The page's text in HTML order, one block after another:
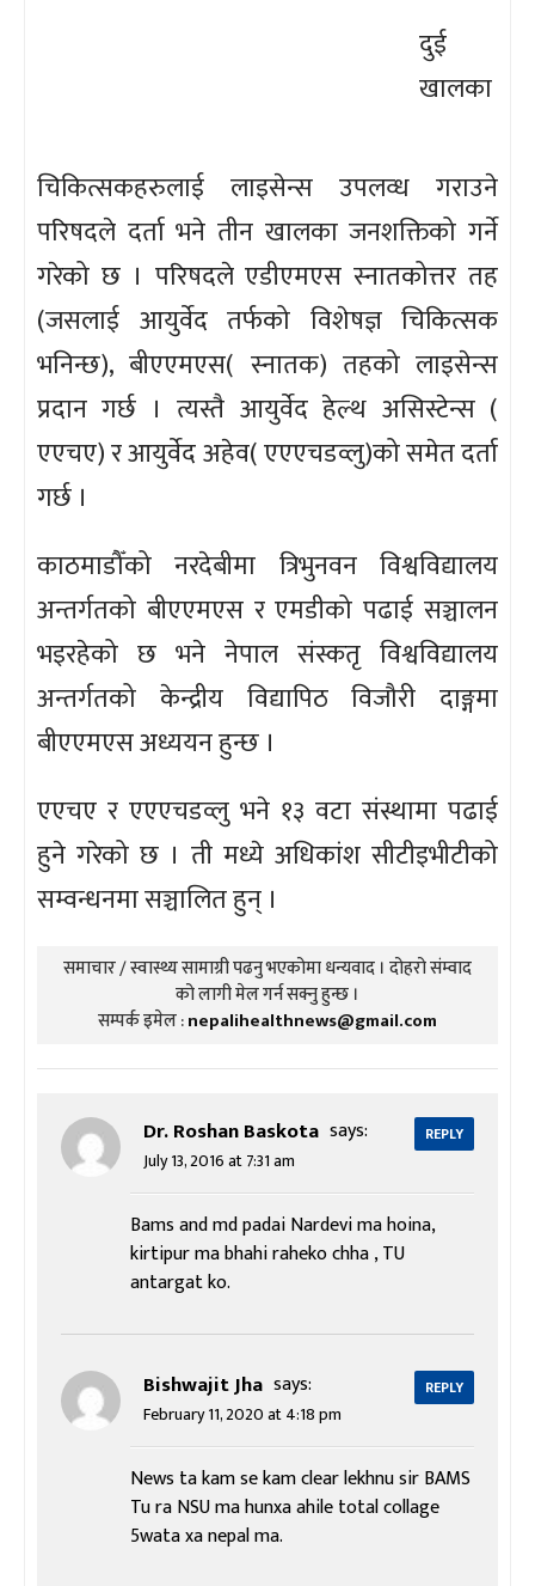
दुई
खालका
चिकित्सकहरुलाई लाइसेन्स उपलव्ध गराउने
परिषदले दर्ता भने तीन खालका जनशक्तिको गर्ने
गरेको छ । परिषदले एडीएमएस स्नातकोत्तर तह
(जसलाई आयुर्वेद तर्फको विशेषज्ञ चिकित्सक
भनिन्छ), बीएएमएस( स्नातक) तहको लाइसेन्स
प्रदान गर्छ । त्यस्तै आयुर्वेद हेल्थ असिस्टेन्स (
एएचए) र आयुर्वेद अहेव( एएएचडव्लु)को समेत दर्ता
गर्छ ।
काठमाडौँको नरदेबीमा त्रिभुनवन विश्वविद्यालय
अन्तर्गतको बीएएमएस र एमडीको पढाई सञ्चालन
भइरहेको छ भने नेपाल संस्कतृ विश्वविद्यालय
अन्तर्गतको केन्द्रीय विद्यापिठ विजौरी दाङ्गमा
बीएएमएस अध्ययन हुन्छ ।
एएचए र एएएचडव्लु भने १३ वटा संस्थामा पढाई
हुने गरेको छ । ती मध्ये अधिकांश सीटीइभीटीको
सम्वन्धनमा सञ्चालित हुन् ।
समाचार / स्वास्थ्य सामाग्री पढनु भएकोमा धन्यवाद । दोहरो संम्वाद
को लागी मेल गर्न सक्नु हुन्छ ।
सम्पर्क इमेल :nepalihealthnews@gmail.com
Dr. Roshan Baskota says:
July 13, 2016 at 7:31 am
Bams and md padai Nardevi ma hoina,
kirtipur ma bhahi raheko chha , TU
antargat ko.
REPLY
Bishwajit Jha says:
February 11, 2020 at 4:18 pm
News ta kam se kam clear lekhnu sir BAMS
Tu ra NSU ma hunxa ahile total collage
5wata xa nepal ma.
REPLY